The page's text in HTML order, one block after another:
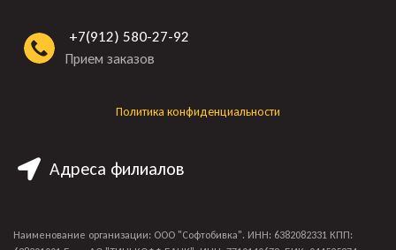
+7(912) 580-27-92
Прием заказов
Политика конфиденциальности
Адреса филиалов
Наименование организации: ООО "Софтобивка". ИНН: 6382082331 КПП: